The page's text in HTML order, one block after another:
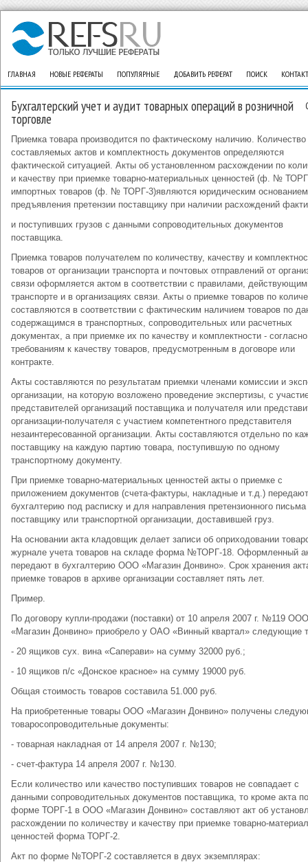
ГЛАВНАЯ НОВЫЕ РЕФЕРАТЫ ПОПУЛЯРНЫЕ ДОБАВИТЬ РЕФЕРАТ ПОИСК
Бухгалтерский учет и аудит товарных операций в розничной
торговле
Приемка товара производится по фактическому наличию. Количество
составляемых актов и комплектность документов определяются
фактической ситуацией. Акты об установленном расхождении по
и качеству при приемке товарно-материальных ценностей (ф. №
импортных товаров (ф. № ТОРГ-3)являются юридическим
предъявления претензии поставщику при наличии расхождений
и поступивших грузов с данными сопроводительных документов
поставщика.
Приемка товаров получателем по количеству, качеству и
товаров от организации транспорта и почтовых отправлений от
связи оформляется актом в соответствии с правилами,
транспорте и в организациях связи. Акты о приемке товаров по
составляются в соответствии с фактическим наличием товаров по
содержащимся в транспортных, сопроводительных или расчетных
документах, а при приемке их по качеству и комплектности - согласно
требованиям к качеству товаров, предусмотренным в договоре или
контракте.
Акты составляются по результатам приемки членами комиссии и
организации, на которую возложено проведение экспертизы, с
представителей организаций поставщика и получателя или
организации-получателя с участием компетентного представителя
незаинтересованной организации. Акты составляются отдельно по
поставщику на каждую партию товара, поступившую по одному
транспортному документу.
При приемке товарно-материальных ценностей акты о приемке с
приложением документов (счета-фактуры, накладные и т.д.)
бухгалтерию под расписку и для направления претензионного письма
поставщику или транспортной организации, доставившей груз.
На основании акта кладовщик делает записи об оприходовании
журнале учета товаров на складе форма №ТОРГ-18. Оформленный
передают в бухгалтерию ООО «Магазин Донвино». Срок хранения
приемке товаров в архиве организации составляет пять лет.
Пример.
По договору купли-продажи (поставки) от 10 апреля 2007 г. №119 ООО
«Магазин Донвино» приобрело у ОАО «Винный квартал» следующие
- 20 ящиков сух. вина «Саперави» на сумму 32000 руб.;
- 10 ящиков п/с «Донское красное» на сумму 19000 руб.
Общая стоимость товаров составила 51.000 руб.
На приобретенные товары ООО «Магазин Донвино» получены
товаросопроводительные документы:
- товарная накладная от 14 апреля 2007 г. №130;
- счет-фактура 14 апреля 2007 г. №130.
Если количество или качество поступивших товаров не совпадает с
данными сопроводительных документов поставщика, то кроме акта по
форме ТОРГ-1 в ООО «Магазин Донвино» составляют акт об
расхождении по количеству и качеству при приемке товарно-
ценностей форма ТОРГ-2.
Акт по форме №ТОРГ-2 составляется в двух экземплярах: